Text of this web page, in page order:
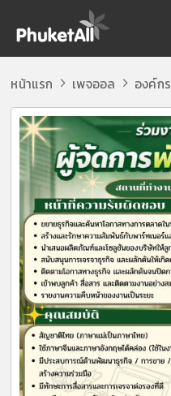
หน้าแรก เพจออล องค์กร